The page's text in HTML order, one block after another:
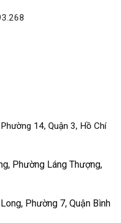
14, Quận 3, Hồ Chí
Phường Láng Thượng,
Phường 7, Quận Bình